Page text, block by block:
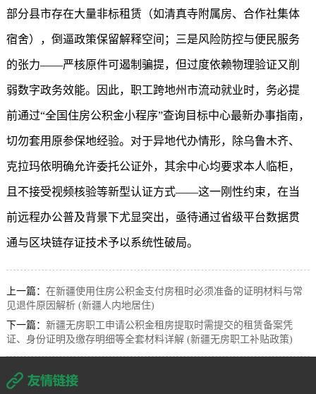
部分县市存在大量非标租赁（如清真寺附属房、合作社集体
宿舍），倒逼政策保留解释空间；三是风险防控与便民服务
的张力——严核原件可遏制骗提，但过度依赖物理验证又削
弱数字政务效能。因此，职工跨地州市流动就业时，务必提
前通过“全国住房公积金小程序”查询目标中心最新办事指南，
切勿套用原参保地经验。对于异地代办情形，除乌鲁木齐、
克拉玛依明确允许委托公证外，其余中心均要求本人临柜，
且不接受视频核验等新型认证方式——这一刚性约束，在当
前远程办公普及背景下尤显突出，亟待通过省级平台数据贯
通与区块链存证技术予以系统性破局。
上一篇： 在新疆使用住房公积金支付房租时必须准备的证明材料与常
见退件原因解析 (新疆人内地居住)
下一篇： 新疆无房职工申请公积金租房提取时需提交的租赁备案凭
证、身份证明及缴存明细等全套材料详解 (新疆无房职工补贴政策)